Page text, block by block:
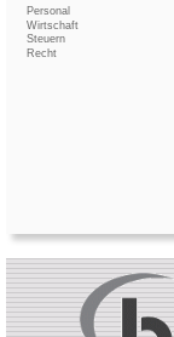
Personal
Wirtschaft
Steuern
Recht